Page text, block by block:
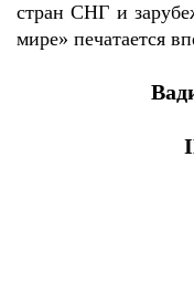
стран СНГ и
мире» печатается